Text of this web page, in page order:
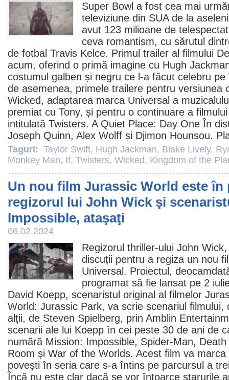
Super Bowl a fost cea mai
televiziune din SUA de la
avut 123 milioane de
ceva romantism, cu sărutul
de fotbal Travis Kelce. Primul trailer al filmului
acum, oferind o primă imagine cu Hugh
costumul galben și negru ce l-a făcut celebru
de asemenea, primele trailere pentru versiunea
Wicked, adaptarea marca Universal a
premiat cu Tony, și pentru o continuare a
intitulată Twisters. A Quiet Place: Day One În
Joseph Quinn, Alex Wolff și Djimon Hounsou.
Taguri: Taylor Swift, Hugh Jackman, Blake Lively,
Monkey Man, If, Twisters, Wicked, Kingdom of the
Un nou film Jurassic World este în
regizorul lui John Wick şi
Impossible, ataşaţi
06.02.2024
Regizorul thriller-ului John
discuții pentru a regiza un nou
Universal. Proiectul,
programat să fie lansat pe 2
David Koepp, scenaristul original al filmelor
World: Jurassic Park, va scrie scenariul
alţii, de Steven Spielberg, prin Amblin
scenarii ale lui Koepp în cei peste 30 de ani de
numără Mission: Impossible, Spider-Man,
Room și War of the Worlds. Acest film va marca
povești în seria care s-a întins pe parcursul a
Încă nu este clar dacă se vor întoarce starurile